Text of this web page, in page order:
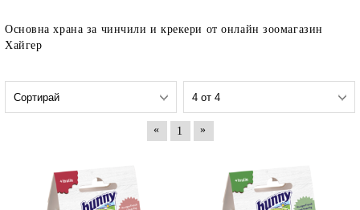
Основна храна за чинчили и крекери от онлайн зоомагазин
Хайгер
« 1 »